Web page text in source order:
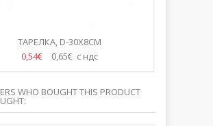
ТАРЕЛКА, D-30X8CM
0,54€
0,65€ с ндс
WHO BOUGHT THIS PRODUCT